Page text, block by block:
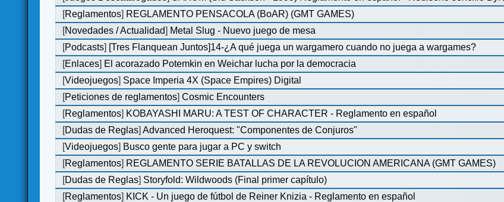
[Reglamentos] REGLAMENTO PENSACOLA (BoAR) (GMT GAMES)
[Novedades / Actualidad] Metal Slug - Nuevo juego de mesa
[Podcasts] [Tres Flanquean Juntos]14-¿A qué juega un wargamero cuando no juega a wargames?
[Enlaces] El acorazado Potemkin en Weichar lucha por la democracia
[Videojuegos] Space Imperia 4X (Space Empires) Digital
[Peticiones de reglamentos]Cosmic Encounters
[Reglamentos] KOBAYASHI MARU: A TEST OF CHARACTER - Reglamento en español
[Dudas de Reglas]Advanced Heroquest: "Componentes de Conjuros"
[Videojuegos] Busco gente para jugar a PC y switch
[Reglamentos] REGLAMENTO SERIE BATALLAS DE LA REVOLUCION AMERICANA (GMT GAMES)
[Dudas de Reglas] Storyfold: Wildwoods (Final primer capítulo)
[Reglamentos] KICK - Un juego de fútbol de Reiner Knizia - Reglamento en español